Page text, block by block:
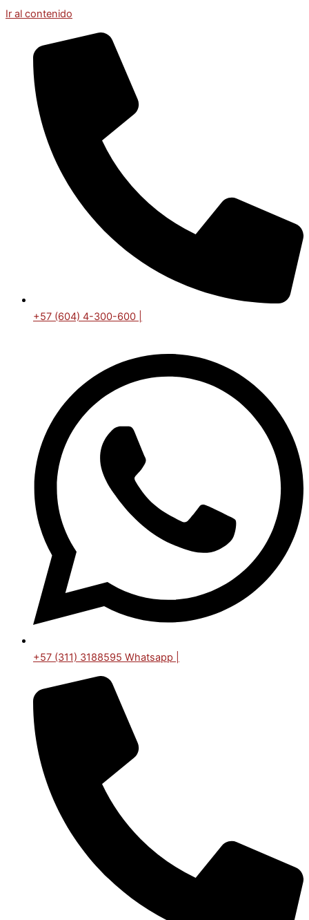
Ir al contenido
+57 (604) 4-300-600 |
+57 (311) 3188595 Whatsapp |